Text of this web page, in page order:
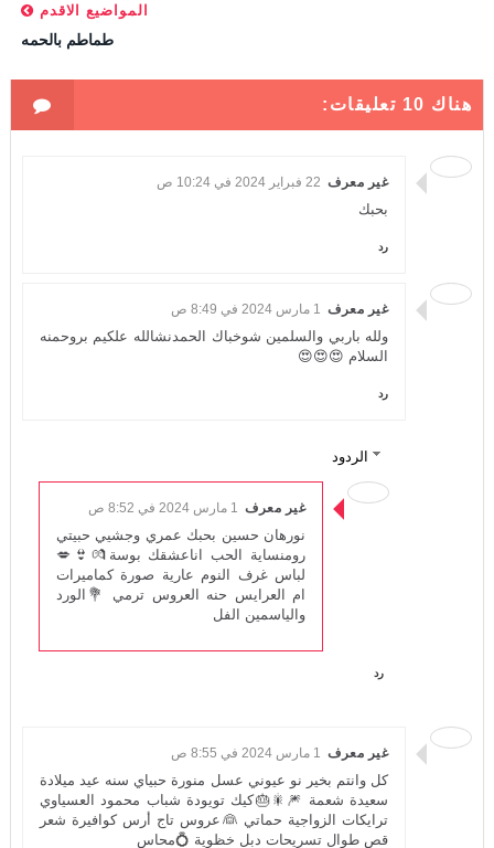
المواضيع الاقدم
طماطم بالحمه
هناك 10 تعليقات:
غير معرف 22 فبراير 2024 في 10:24 ص
بحبك
رد
غير معرف 1 مارس 2024 في 8:49 ص
ولله باربي والسلمين شوخباك الحمدنشالله علكيم بروحمنه
السلام 😍😍😍
رد
الردود
غير معرف 1 مارس 2024 في 8:52 ص
نورهان حسين بحبك عمري وجشيي حبيتي
رومنساية الحب اناعشقك بوسة💏👙💋
لباس غرف النوم عارية صورة كماميرات
ام العرايس حنه العروس ترمي 💐الورد
والياسمين الفل
رد
غير معرف 1 مارس 2024 في 8:55 ص
كل وانتم بخير نو عيوني عسل منورة حبياي سنه عيد ميلادة
سعيدة شعمة 🎆🎇🎂كيك تويودة شباب محمود العسياوي
ترايكات الزواجية حماتي 👰عروس تاج أرس كوافيرة شعر
قص طوال تسريحات دبل خظوية 💍محاس